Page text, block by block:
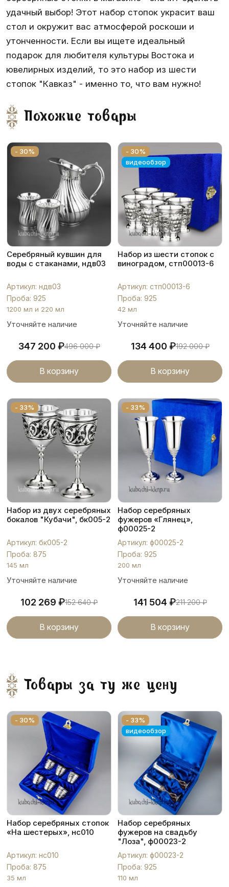
удачный выбор! Этот набор стопок украсит ваш
стол и окружит вас атмосферой роскоши и
утонченности. Если вы ищете идеальный
подарок для любителя культуры Востока и
ювелирных изделий, то это набор из шести
стопок "Кавказ" - именно то, что вам нужно!
Похожие товары
- 30%
Серебряный кувшин для
воды с стаканами, ндв03
Артикул: ндв03
Проба: 925
1200 мл и 220 мл
Уточняйте наличие
347 200 ₽496 000₽
В корзину
- 30%
видеообзор
Набор из шести стопок с
виноградом, стп00013-6
Артикул: стп00013-6
Проба: 925
42 мл
Уточняйте наличие
134 400 ₽192 000₽
В корзину
- 33%
Набор из двух серебряных
бокалов "Кубачи", бк005-2
Артикул: бк005-2
Проба: 875
145 мл
Уточняйте наличие
102 269 ₽152 640₽
В корзину
- 33%
Набор серебряных
фужеров «Глянец»,
ф00025-2
Артикул: ф00025-2
Проба: 925
200 мл
Уточняйте наличие
141 504 ₽211 200₽
В корзину
Товары за ту же цену
- 30%
Набор серебряных стопок
«На шестерых», нс010
Артикул: нс010
Проба: 875
35 мл
- 33%
видеообзор
Набор серебряных
фужеров на свадьбу
"Лоза", ф00023-2
Артикул: ф00023-2
Проба: 925
110 мл